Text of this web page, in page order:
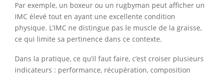
Par exemple, un boxeur ou un rugbyman peut afficher un
IMC élevé tout en ayant une excellente condition
physique. L’IMC ne distingue pas le muscle de la graisse,
ce qui limite sa pertinence dans ce contexte.
Dans la pratique, ce qu’il faut faire, c’est croiser plusieurs
indicateurs : performance, récupération, composition